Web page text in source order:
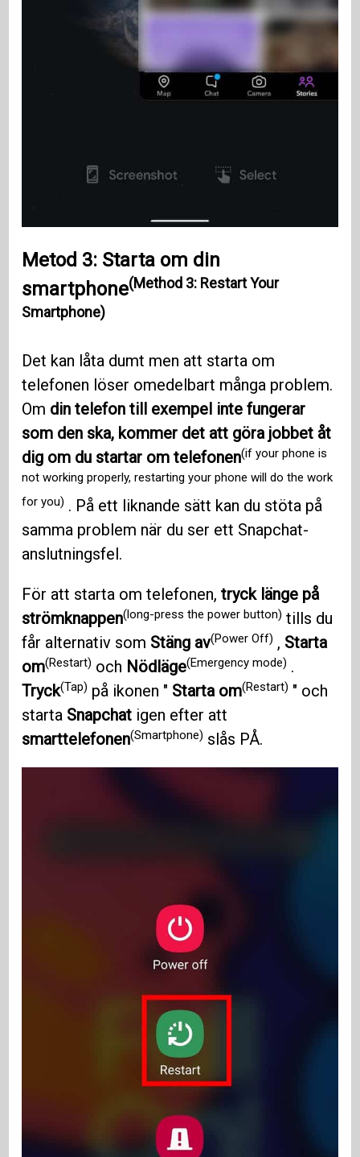
Metod 3: Starta om din
smartphone(Method 3: Restart Your
Smartphone)
Det kan låta dumt men att starta om
telefonen löser omedelbart många problem.
Om din telefon till exempel inte fungerar
som den ska, kommer det att göra jobbet åt
dig om du startar om telefonen(if your phone is
not working properly, restarting your phone will do the work
for you) . På ett liknande sätt kan du stöta på
samma problem när du ser ett Snapchat-
anslutningsfel.
För att starta om telefonen,tryck länge på
strömknappen(long-press the power button) tills du
får alternativ som Stäng av(Power Off) , Starta
om(Restart) och Nödläge(Emergency mode) .
Tryck(Tap) på ikonen " Starta om(Restart) " och
starta Snapchat igen efter att
smarttelefonen(Smartphone) slås PÅ.